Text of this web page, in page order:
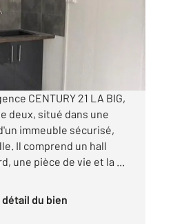
CENTURY 21 LA BIG,
deux, situé dans une
immeuble sécurisé,
Il comprend un hall
une pièce de vie et la ...
détail du bien